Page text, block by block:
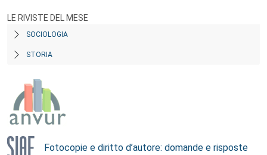
LE RIVISTE DEL MESE
SOCIOLOGIA
STORIA
Fotocopie e diritto d’autore: domande e risposte